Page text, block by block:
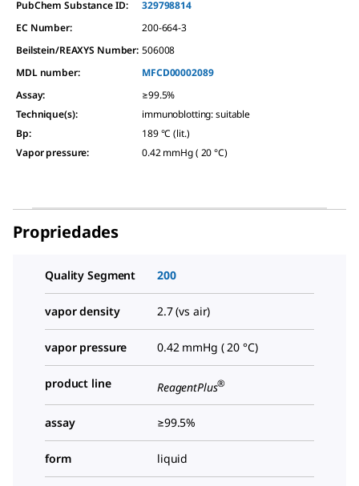
PubChem Substance ID:
329798814
EC Number:
200-664-3
Beilstein/REAXYS Number: 506008
MDL number:
MFCD00002089
Assay:
≥99.5%
Technique(s):
immunoblotting: suitable
Bp:
189 °C (lit.)
Vapor pressure: 0.42 mmHg ( 20 °C)
Propriedades
Quality Segment 200
vapor density 2.7 (vs air)
vapor pressure 0.42 mmHg ( 20 °C)
product line ReagentPlus®
assay ≥99.5%
form liquid